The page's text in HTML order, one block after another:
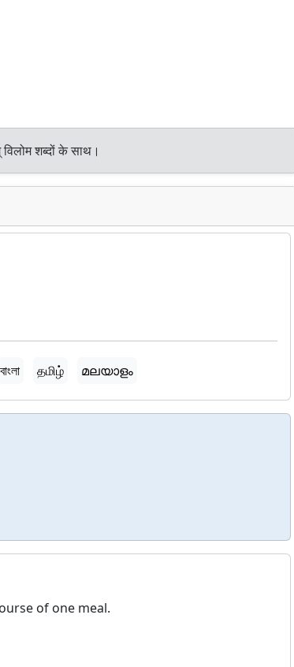
विलोम शब्दों के साथ।
বাংলা தமிழ் മലയാളം
of one meal.